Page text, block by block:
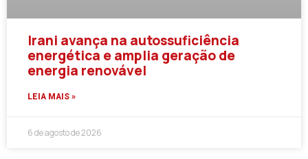
Irani avança na autossuficiência
energética e amplia geração de
energia renovável
LEIA MAIS »
6 de agosto de 2026